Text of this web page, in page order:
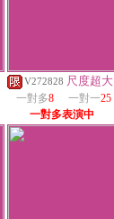
V272828 尺度超大
一對多8 一對一25
一對多表演中